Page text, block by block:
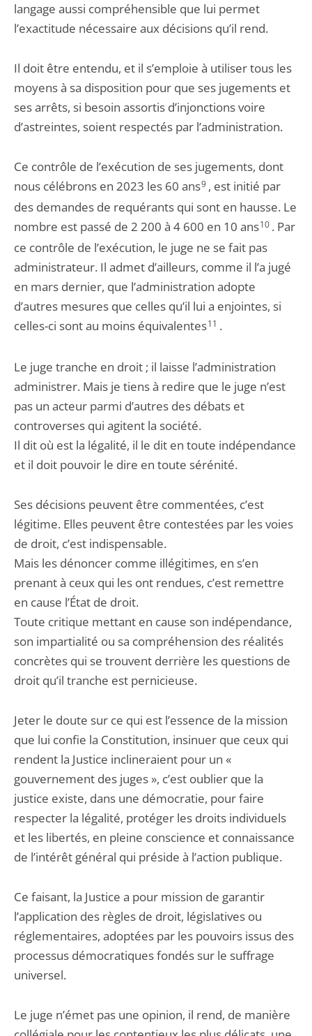
langage aussi compréhensible que lui permet
l’exactitude nécessaire aux décisions qu’il rend.
Il doit être entendu, et il s’emploie à utiliser tous les
moyens à sa disposition pour que ses jugements et
ses arrêts, si besoin assortis d’injonctions voire
d’astreintes, soient respectés par l’administration.
Ce contrôle de l’exécution de ses jugements, dont
nous célébrons en 2023 les 60 ans9, est initié par
des demandes de requérants qui sont en hausse. Le
nombre est passé de 2 200 à 4 600 en 10 ans10. Par
ce contrôle de l’exécution, le juge ne se fait pas
administrateur. Il admet d’ailleurs, comme il l’a jugé
en mars dernier, que l’administration adopte
d’autres mesures que celles qu’il lui a enjointes, si
celles-ci sont au moins équivalentes11 .
Le juge tranche en droit ; il laisse l’administration
administrer. Mais je tiens à redire que le juge n’est
pas un acteur parmi d’autres des débats et
controverses qui agitent la société.
Il dit où est la légalité, il le dit en toute indépendance
et il doit pouvoir le dire en toute sérénité.
Ses décisions peuvent être commentées, c’est
légitime. Elles peuvent être contestées par les voies
de droit, c’est indispensable.
Mais les dénoncer comme illégitimes, en s’en
prenant à ceux qui les ont rendues, c’est remettre
en cause l’État de droit.
Toute critique mettant en cause son indépendance,
son impartialité ou sa compréhension des réalités
concrètes qui se trouvent derrière les questions de
droit qu’il tranche est pernicieuse.
Jeter le doute sur ce qui est l’essence de la mission
que lui confie la Constitution, insinuer que ceux qui
rendent la Justice inclineraient pour un «
gouvernement des juges », c’est oublier que la
justice existe, dans une démocratie, pour faire
respecter la légalité, protéger les droits individuels
et les libertés, en pleine conscience et connaissance
de l’intérêt général qui préside à l’action publique.
Ce faisant, la Justice a pour mission de garantir
l’application des règles de droit, législatives ou
réglementaires, adoptées par les pouvoirs issus des
processus démocratiques fondés sur le suffrage
universel.
Le juge n’émet pas une opinion, il rend, de manière